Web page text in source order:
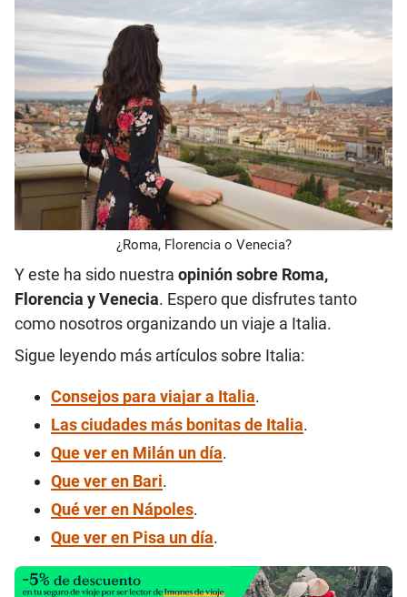
¿Roma, Florencia o Venecia?
Y este ha sido nuestra opinión sobre Roma,
Florencia y Venecia. Espero que disfrutes tanto
como nosotros organizando un viaje a Italia.
Sigue leyendo más artículos sobre Italia:
Consejos para viajar a Italia.
Las ciudades más bonitas de Italia.
Que ver en Milán un día.
Que ver en Bari.
Qué ver en Nápoles.
Que ver en Pisa un día.